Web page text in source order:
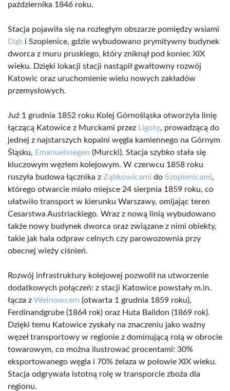
października 1846 roku.
Stacja pojawiła się na rozległym obszarze pomiędzy wsiami
Dąb i Szopienice, gdzie wybudowano prymitywny budynek
dworca z muru pruskiego, który zniknął pod koniec XIX
wieku. Dzięki lokacji stacji nastąpił gwałtowny rozwój
Katowic oraz uruchomienie wielu nowych zakładów
przemysłowych.
Już 1 grudnia 1852 roku Kolej Górnośląska otworzyła linię
łączącą Katowice z Murckami przez Ligotę, prowadzącą do
jednej z najstarszych kopalni węgla kamiennego na Górnym
Śląsku, Emanuelssegen (Murcki). Stacja szybko stała się
kluczowym węzłem kolejowym. W czerwcu 1858 roku
ruszyła budowa łącznika z Ząbkowicami do Szopienicami,
którego otwarcie miało miejsce 24 sierpnia 1859 roku, co
ułatwiło transport w kierunku Warszawy, omijając teren
Cesarstwa Austriackiego. Wraz z nową linią wybudowano
także nowy budynek dworca oraz związane z nimi obiekty,
takie jak hala odpraw celnych czy parowozownia przy
obecnej wieży ciśnień.
Rozwój infrastruktury kolejowej pozwolił na utworzenie
dodatkowych połączeń: z stacji Katowice powstały m.in.
łącza z Wełnowcem (otwarta 1 grudnia 1859 roku),
Ferdinandgrube (1864 rok) oraz Huta Baildon (1869 rok).
Dzięki temu Katowice zyskały na znaczeniu jako ważny
węzeł transportowy w regionie z dominującą rolą w obrocie
towarowym, co można ilustrować procentami: 30%
eksportowanego węgla i 70% żelaza w połowie XIX wieku.
Stacja odgrywała istotną rolę w transporcie zboża dla
regionu.